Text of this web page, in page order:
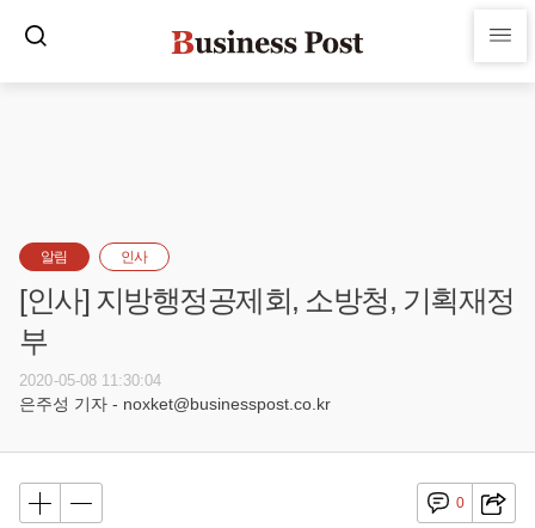
알림 인사
[인사] 지방행정공제회, 소방청, 기획재정
부
2020-05-08 11:30:04
은주성 기자 - noxket@businesspost.co.kr
0